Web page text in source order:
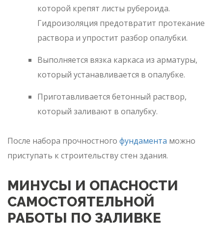
которой крепят листы рубероида.
Гидроизоляция предотвратит протекание
раствора и упростит разбор опалубки.
Выполняется вязка каркаса из арматуры,
который устанавливается в опалубке.
Приготавливается бетонный раствор,
который заливают в опалубку.
После набора прочностного фундамента можно
приступать к строительству стен здания.
МИНУСЫ И ОПАСНОСТИ
САМОСТОЯТЕЛЬНОЙ
РАБОТЫ ПО ЗАЛИВКЕ